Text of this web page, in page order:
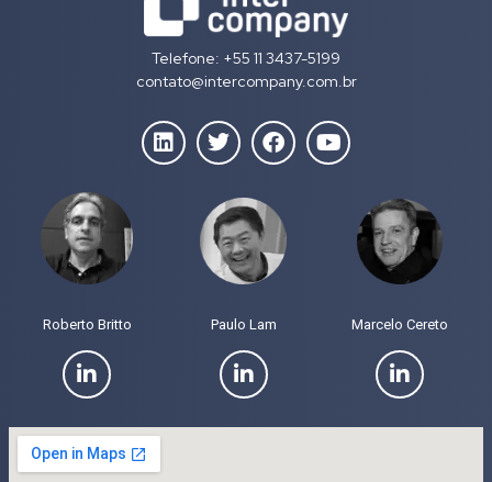
Telefone: +55 11 3437-5199
contato@intercompany.com.br
Roberto Britto Paulo Lam Marcelo Cereto